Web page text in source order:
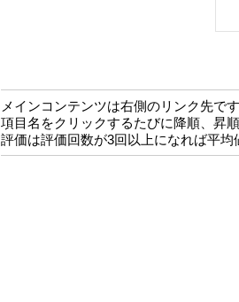
メインコンテンツは右側のリンク先で
項目名をクリックするたびに降順、昇
評価は評価回数が3回以上になれば平均